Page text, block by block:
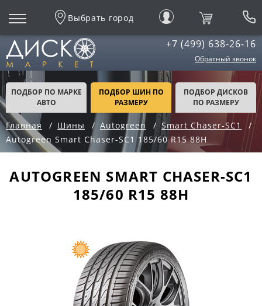
Выбрать город
+7 (499) 638-26-16
Обратный звонок
ПОДБОР ПО МАРКЕ
АВТО
ПОДБОР ШИН ПО
РАЗМЕРУ
ПОДБОР ДИСКОВ
ПО РАЗМЕРУ
Главная Шины Autogreen
Smart Chaser-SC1
Autogreen Smart Chaser-SC1 185/60 R15 88H
AUTOGREEN SMART CHASER-SC1
185/60 R15 88H